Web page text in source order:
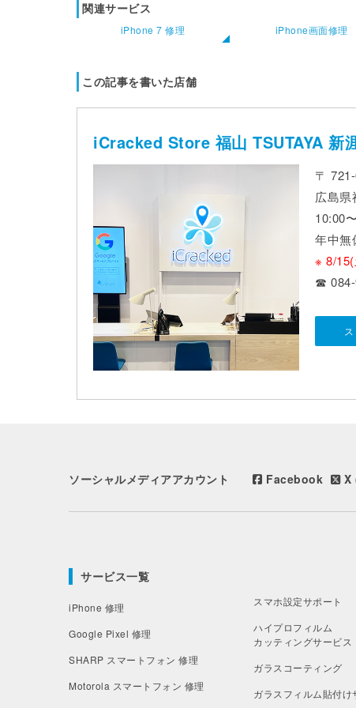
関連サービス
iPhone 7 修理 iPhone画面修理
この記事を書いた店舗
iCracked Store 福山 TSUTAYA 新
〒
広島県
10:00
年中無
※ 8/
☎ 084-
ソーシャルメディアアカウント Facebook X
サービス一覧
iPhone 修理
Google Pixel 修理
SHARP スマートフォン 修理
Motorola スマートフォン 修理
スマホ設定サポート
ハイプロフィルム
カッティングサービス
ガラスコーティング
ガラスフィルム貼付け